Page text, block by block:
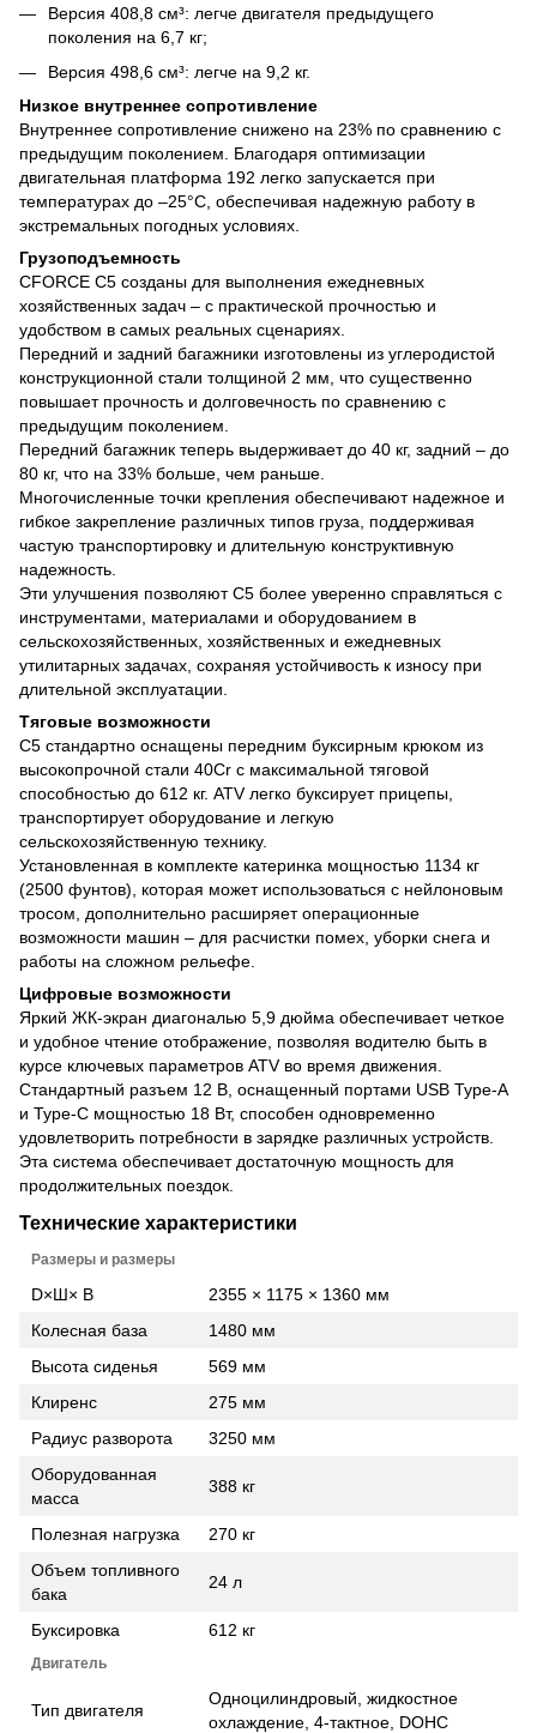
Версия 408,8 см³: легче двигателя предыдущего
поколения на 6,7 кг;
Версия 498,6 см³: легче на 9,2 кг.
Низкое внутреннее сопротивление
Внутреннее сопротивление снижено на 23% по сравнению с
предыдущим поколением. Благодаря оптимизации
двигательная платформа 192 легко запускается при
температурах до –25°C, обеспечивая надежную работу в
экстремальных погодных условиях.
Грузоподъемность
CFORCE C5 созданы для выполнения ежедневных
хозяйственных задач – с практической прочностью и
удобством в самых реальных сценариях.
Передний и задний багажники изготовлены из углеродистой
конструкционной стали толщиной 2 мм, что существенно
повышает прочность и долговечность по сравнению с
предыдущим поколением.
Передний багажник теперь выдерживает до 40 кг, задний – до
80 кг, что на 33% больше, чем раньше.
Многочисленные точки крепления обеспечивают надежное и
гибкое закрепление различных типов груза, поддерживая
частую транспортировку и длительную конструктивную
надежность.
Эти улучшения позволяют C5 более уверенно справляться с
инструментами, материалами и оборудованием в
сельскохозяйственных, хозяйственных и ежедневных
утилитарных задачах, сохраняя устойчивость к износу при
длительной эксплуатации.
Тяговые возможности
C5 стандартно оснащены передним буксирным крюком из
высокопрочной стали 40Cr с максимальной тяговой
способностью до 612 кг. ATV легко буксирует прицепы,
транспортирует оборудование и легкую
сельскохозяйственную технику.
Установленная в комплекте катеринка мощностью 1134 кг
(2500 фунтов), которая может использоваться с нейлоновым
тросом, дополнительно расширяет операционные
возможности машин – для расчистки помех, уборки снега и
работы на сложном рельефе.
Цифровые возможности
Яркий ЖК-экран диагональю 5,9 дюйма обеспечивает четкое
и удобное чтение отображение, позволяя водителю быть в
курсе ключевых параметров ATV во время движения.
Стандартный разъем 12 В, оснащенный портами USB Type-A
и Type-C мощностью 18 Вт, способен одновременно
удовлетворить потребности в зарядке различных устройств.
Эта система обеспечивает достаточную мощность для
продолжительных поездок.
Технические характеристики
Размеры и размеры
D×Ш× В
2355 × 1175 × 1360 мм
Колесная база
1480 мм
Высота сиденья
569 мм
Клиренс
275 мм
Радиус разворота
3250 мм
Оборудованная
масса
388 кг
Полезная нагрузка
270 кг
Объем топливного
бака
24 л
Буксировка 612 кг
Двигатель
Тип двигателя
Одноцилиндровый, жидкостное
охлаждение, 4-тактное, DOHC